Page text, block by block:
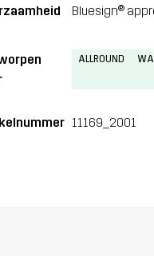
Bluesign®
ALLROUND
11169_2001